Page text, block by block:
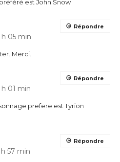
est John Snow
h 05 min
Merci.
Répondre
h 01 min
prefere est Tyrion
Répondre
57 min
Répondre